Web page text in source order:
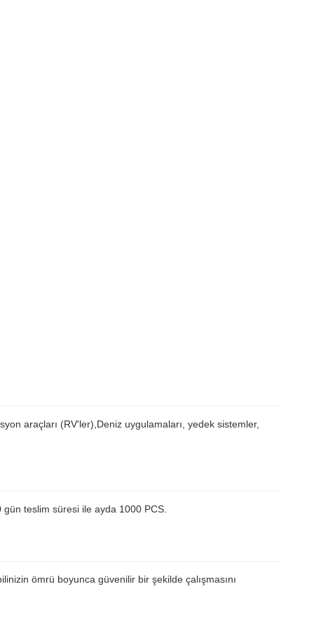
araçları (RV'ler),Deniz uygulamaları, yedek sistemler,
teslim süresi ile ayda 1000 PCS.
ömrü boyunca güvenilir bir şekilde çalışmasını